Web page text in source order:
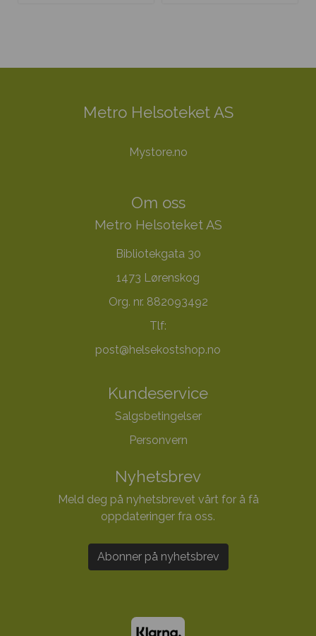
Metro Helsoteket AS
Mystore.no
Om oss
Metro Helsoteket AS
Bibliotekgata 30
1473 Lørenskog
Org. nr. 882093492
Tlf:
post@helsekostshop.no
Kundeservice
Salgsbetingelser
Personvern
Nyhetsbrev
Meld deg på nyhetsbrevet vårt for å få
oppdateringer fra oss.
Abonner på nyhetsbrev